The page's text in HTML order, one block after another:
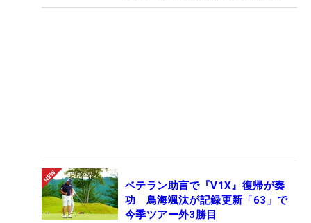
たし、トレーナーも、一緒に頑張ろうと言ってくれ
早さに最初は驚いたのですが、それだけ自分にまだ
伸びる余地があると見てくれていると感じました。
今はその期待に応えられるように、前向きに取り組
みたいと思っています。
ベテラン助言で『V1X』復帰が奏
功 鳥海颯汰が記録更新「63」で
今季ツアー外3勝目